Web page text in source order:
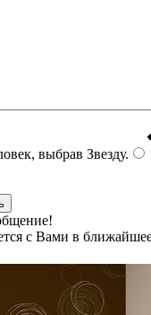
выбрав Звезду.
с Вами в